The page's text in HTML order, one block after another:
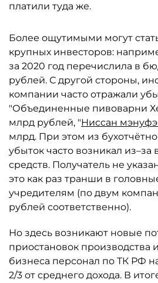
платили туда же.
Более ощутимыми могут
крупных инвесторов:
за 2020 год перечислила в
рублей. С другой стороны,
компании часто отражали
"Объединенные пивоварни
млрд рублей, "Ниссан
млрд. При этом из
убыток часто возникал
средств. Получатель не
это как раз транши в
учредителям (по двум
рублей соответственно).
Но здесь возникают новые
приостановок производства
бизнеса персонал по ТК РФ
2/3 от среднего дохода. В